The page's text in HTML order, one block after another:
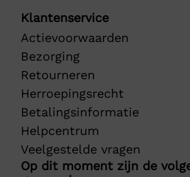
Klantenservice
Actievoorwaarden
Bezorging
Retourneren
Herroepingsrecht
Betalingsinformatie
Helpcentrum
Veelgestelde vragen
Op dit moment zijn de